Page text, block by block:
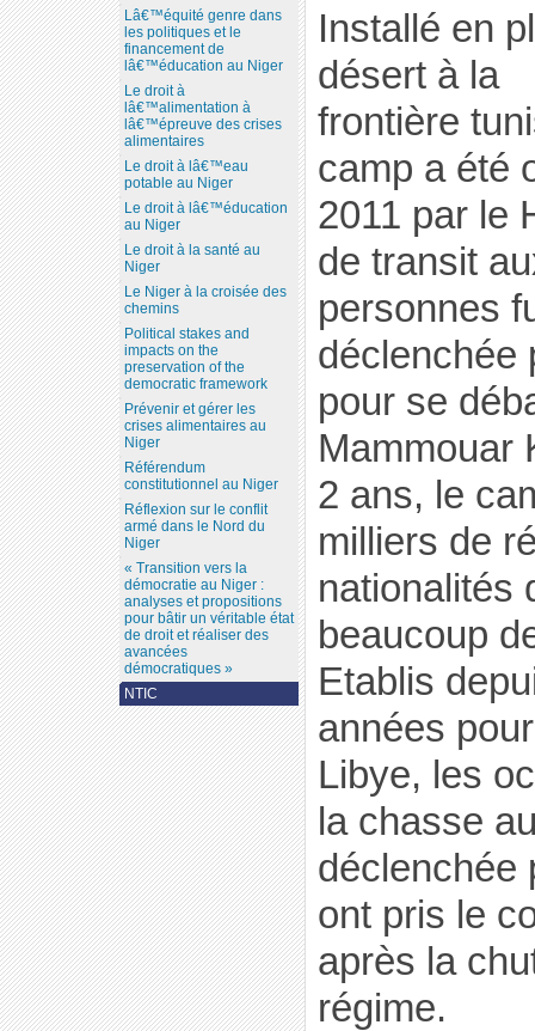
Installé en
désert à la
frontière
camp a été
2011 par le
de transit
personnes
pour se
Mammouar
2 ans, le
milliers de
nationalités
beaucoup
Etablis
années
Libye, les
la chasse
déclenchée
ont pris le
après la
régime.
Lâ€™équité genre dans
les politiques et le
financement de
lâ€™éducation au Niger
Le droit à
lâ€™alimentation à
lâ€™épreuve des crises
alimentaires
Le droit à lâ€™eau
potable au Niger
Le droit à lâ€™éducation
au Niger
Le droit à la santé au
Niger
Le Niger à la croisée des
chemins
Political stakes and
impacts on the
preservation of the
democratic framework
Prévenir et gérer les
crises alimentaires au
Niger
Référendum
constitutionnel au Niger
Réflexion sur le conflit
armé dans le Nord du
Niger
« Transition vers la
démocratie au Niger :
analyses et propositions
pour bâtir un véritable état
de droit et réaliser des
avancées
démocratiques »
NTIC